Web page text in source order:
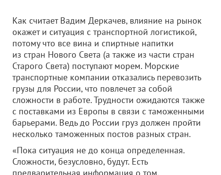
Как считает Вадим Деркачев, влияние на рынок
окажет и ситуация с транспортной логистикой,
потому что все вина и спиртные напитки
из стран Нового Света (а также из части стран
Старого Света) поступают морем. Морские
транспортные компании отказались перевозить
грузы для России, что повлечет за собой
сложности в работе. Трудности ожидаются также
с поставками из Европы в связи с таможенными
барьерами. Ведь до России груз должен пройти
несколько таможенных постов разных стран.
«Пока ситуация не до конца определенная.
Сложности, безусловно, будут. Есть